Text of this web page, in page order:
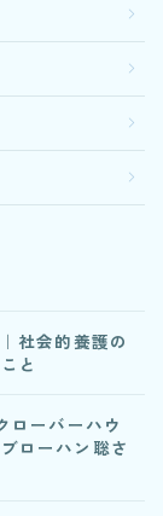
社会的養護の
と
ローバーハウ
ローハン聡さ